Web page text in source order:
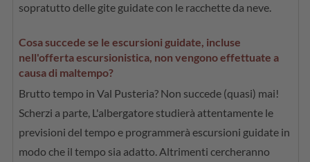
sopratutto delle gite guidate con le racchette da neve.
Cosa succede se le escursioni guidate, incluse
nell'offerta escursionistica, non vengono effettuate a
causa di maltempo?
Brutto tempo in Val Pusteria? Non succede (quasi) mai!
Scherzi a parte, L'albergatore studierà attentamente le
previsioni del tempo e programmerà escursioni guidate in
modo che il tempo sia adatto. Altrimenti cercheranno